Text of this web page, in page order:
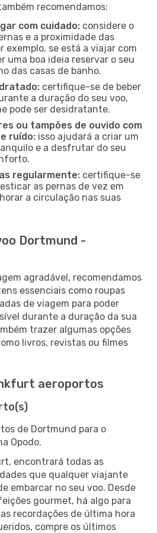
recomendamos:
com cuidado: considere o
e a proximidade das
exemplo, se está a viajar com
uma boa ideia reservar o seu
das casas de banho.
certifique-se de beber
a duração do seu voo,
pode ser desidratante.
ou tampões de ouvido com
ruído: isso ajudará a criar um
e a desfrutar do seu
regularmente: certifique-se
as pernas de vez em
a circulação nas suas
Dortmund -
agradável, recomendamos
essenciais como roupas
de viagem para poder
durante a duração da sua
trazer algumas opções
livros, revistas ou filmes
aeroportos
de Dortmund para o
Opodo.
encontrará todas as
que qualquer viajante
embarcar no seu voo. Desde
gourmet, há algo para
recordações de última hora
compre os últimos